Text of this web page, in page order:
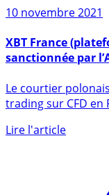
Sur le même
10 novembre 2021
sanctionnée par
d’un
Le courtier
trading sur CFD en